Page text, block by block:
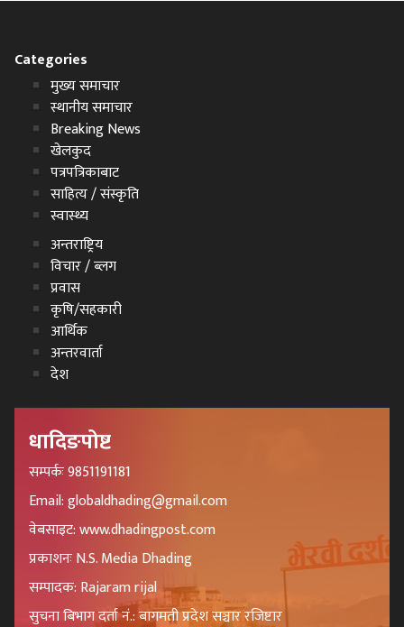
Categories
मुख्य समाचार
स्थानीय समाचार
Breaking News
खेलकुद
पत्रपत्रिकाबाट
साहित्य / संस्कृति
स्वास्थ्य
अन्तराष्ट्रिय
विचार / ब्लग
प्रवास
कृषि/सहकारी
आर्थिक
अन्तरवार्ता
देश
धादिङपोष्ट
सम्पर्कः 9851191181
Email: globaldhading@gmail.com
वेबसाइट: www.dhadingpost.com
प्रकाशनः N.S. Media Dhading
सम्पादक: Rajaram rijal
सुचना बिभाग दर्ता नं.: बागमती प्रदेश सञ्चार रजिष्टार